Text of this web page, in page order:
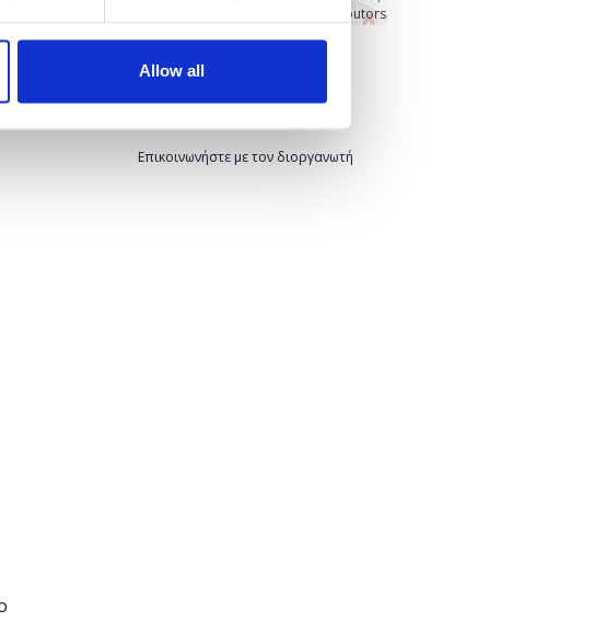
Allow all
contributors
Επικοινωνήστε με τον διοργανωτή